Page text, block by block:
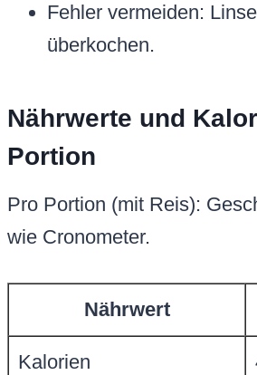
Fehler vermeiden:
überkochen.
Nährwerte und
Portion
Pro Portion (mit Reis):
wie Cronometer.
Nährwert
Kalorien